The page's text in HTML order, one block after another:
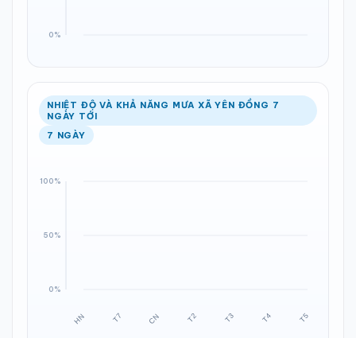
NHIỆT ĐỘ VÀ KHẢ NĂNG MƯA XÃ YÊN ĐỒNG 7
NGÀY TỚI
7 NGÀY